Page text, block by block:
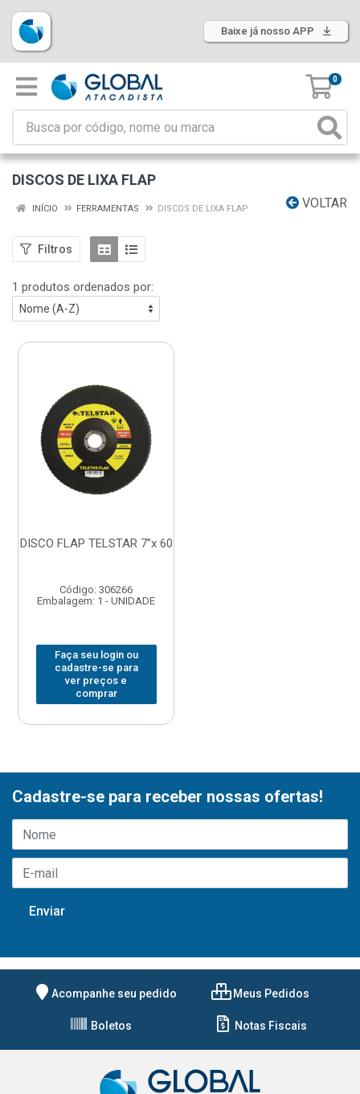
Baixe já nosso APP
0
DISCOS DE LIXA FLAP
VOLTAR
INÍCIO FERRAMENTAS DISCOS DE LIXA FLAP
Filtros
1 produtos ordenados por:
DISCO FLAP TELSTAR 7”x 60
Código: 306266
Embalagem: 1 - UNIDADE
Faça seu login ou
cadastre-se para
ver preços e
comprar
Cadastre-se para receber nossas ofertas!
Acompanhe seu pedido Meus Pedidos
Boletos Notas Fiscais